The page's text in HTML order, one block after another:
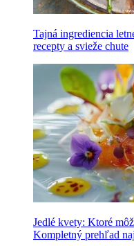
Tajná ingrediencia
recepty a svieže chute
Jedlé kvety: Ktoré
Kompletný prehľad